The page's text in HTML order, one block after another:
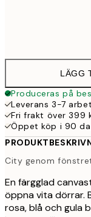
LÄGG
Produceras på
Leverans 3-7
Fri frakt över 399
Öppet köp i 90
City genom
En färgglad
öppna vita dörrar.
rosa, blå och gula